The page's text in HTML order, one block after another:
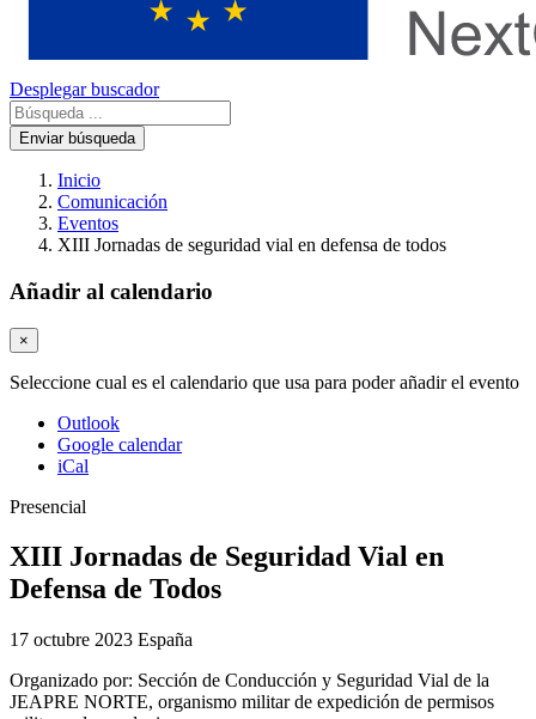
Desplegar buscador
Enviar búsqueda
Inicio
Comunicación
Eventos
XIII Jornadas de seguridad vial en defensa de todos
Añadir al calendario
×
Seleccione cual es el calendario que usa para poder añadir el evento
Outlook
Google calendar
iCal
Presencial
XIII Jornadas de Seguridad Vial en
Defensa de Todos
17 octubre 2023 España
Organizado por: Sección de Conducción y Seguridad Vial de la
JEAPRE NORTE, organismo militar de expedición de permisos